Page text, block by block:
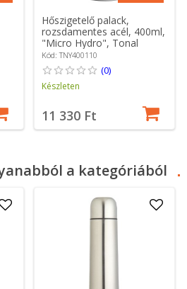
Hőszigetelő palack,
rozsdamentes acél, 400ml,
"Micro Hydro", Tonal
White - Hydro Flask
Kód: TNY400110
(0)
Készleten
11 330 Ft
a kategóriából